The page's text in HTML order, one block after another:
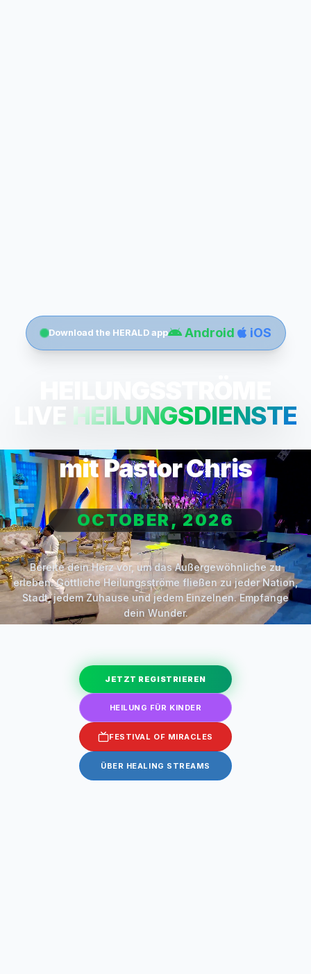
Download the HERALD app Android iOS
LIVE HEILUNGSDIENSTE
mit Pastor Chris
OCTOBER, 2026
Bereite dein Herz vor, um das Außergewöhnliche zu
erleben. Göttliche Heilungsströme fließen zu jeder Nation,
Stadt, jedem Zuhause und jedem Einzelnen. Empfange
dein Wunder.
JETZT REGISTRIEREN
HEILUNG FÜR KINDER
FESTIVAL OF MIRACLES
ÜBER HEALING STREAMS